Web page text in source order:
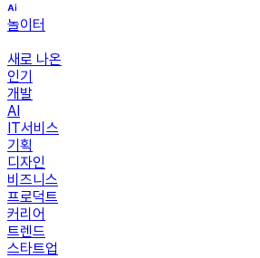
놀이터
새로 나온
인기
개발
AI
IT서비스
기획
디자인
비즈니스
프로덕트
커리어
트렌드
스타트업